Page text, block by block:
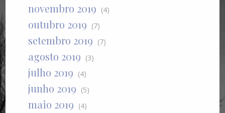
novembro 2019 (4)
outubro 2019 (7)
setembro 2019 (7)
agosto 2019 (3)
julho 2019 (4)
junho 2019 (5)
maio 2019 (4)